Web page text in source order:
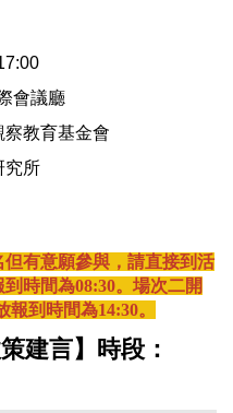
會議廳
教育基金會
究所
有意願參與，請直接到活
時間為08:30。 場次二開
到時間為14:30。
建言】時段：